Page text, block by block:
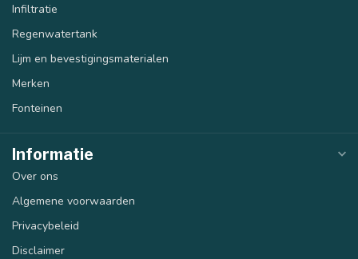
Infiltratie
Regenwatertank
Lijm en bevestigingsmaterialen
Merken
Fonteinen
Informatie
Over ons
Algemene voorwaarden
Privacybeleid
Disclaimer